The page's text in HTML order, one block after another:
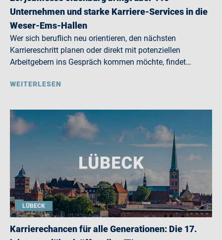
Unternehmen und starke Karriere-Services in die
Weser-Ems-Hallen
Wer sich beruflich neu orientieren, den nächsten
Karriereschritt planen oder direkt mit potenziellen
Arbeitgebern ins Gespräch kommen möchte, findet…
WEITERLESEN
LÜBECK
Karrierechancen für alle Generationen: Die 17.